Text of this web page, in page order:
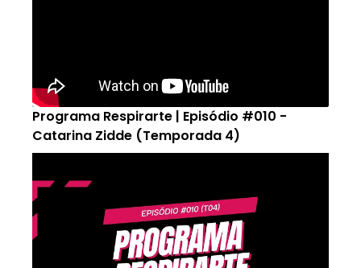
Programa Respirarte | Episódio #010 -
Catarina Zidde (Temporada 4)